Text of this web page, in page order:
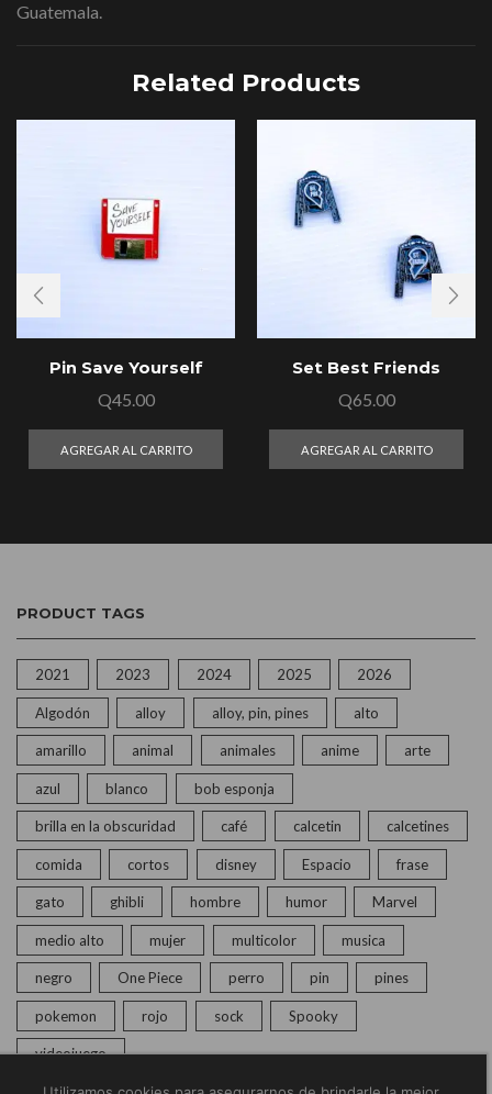
Guatemala.
Related Products
Pin Save Yourself
Q45.00
AGREGAR AL CARRITO
Set Best Friends
Q65.00
AGREGAR AL CARRITO
PRODUCT TAGS
2021 2023 2024 2025 2026
Algodón alloy alloy, pin, pines alto
amarillo animal animales anime arte
azul blanco bob esponja
brilla en la obscuridad café calcetin calcetines
comida cortos disney Espacio frase
gato ghibli hombre humor Marvel
medio alto mujer multicolor musica
negro One Piece perro pin pines
pokemon rojo sock Spooky
videojuego